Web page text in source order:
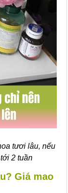
tươi lâu, nếu
2 tuần
Giá mao